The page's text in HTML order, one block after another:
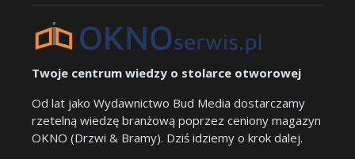
Twoje centrum wiedzy o stolarce otworowej
Od lat jako Wydawnictwo Bud Media dostarczamy
rzetelną wiedzę branżową poprzez ceniony magazyn
OKNO (Drzwi & Bramy). Dziś idziemy o krok dalej.